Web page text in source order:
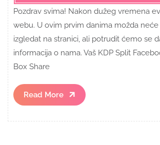
Pozdrav svima! Nakon dužeg vremena
webu. U ovim prvim danima možda
izgledat na stranici, ali potrudit ćemo se
informacija o nama. Vaš KDP Split
Box Share
Read More
Read
More